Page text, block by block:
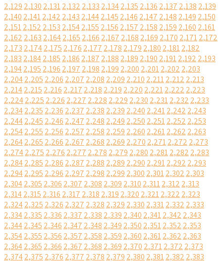
2,129 2,130 2,1312,132 2,133 2,1342,135 2,136 2,137 2,138 2,139
2,140 2,1412,142 2,143 2,1442,145 2,146 2,147 2,148 2,149 2,150
2,1512,152 2,153 2,1542,155 2,156 2,157 2,158 2,159 2,160 2,161
2,162 2,163 2,1642,165 2,166 2,167 2,168 2,169 2,170 2,1712,172
2,173 2,1742,175 2,176 2,177 2,178 2,179 2,180 2,1812,182
2,183 2,1842,185 2,186 2,187 2,188 2,189 2,190 2,1912,192 2,193
2,1942,195 2,196 2,197 2,198 2,199 2,200 2,2012,202 2,203
2,2042,205 2,206 2,207 2,208 2,209 2,210 2,2112,212 2,213
2,2142,215 2,216 2,217 2,218 2,219 2,220 2,2212,222 2,223
2,2242,225 2,226 2,227 2,228 2,229 2,230 2,2312,232 2,233
2,2342,235 2,236 2,237 2,238 2,239 2,240 2,2412,242 2,243
2,2442,245 2,246 2,247 2,248 2,249 2,250 2,2512,252 2,253
2,2542,255 2,256 2,257 2,258 2,259 2,260 2,2612,262 2,263
2,2642,265 2,266 2,267 2,268 2,269 2,270 2,2712,272 2,273
2,2742,275 2,276 2,277 2,278 2,279 2,280 2,2812,282 2,283
2,2842,285 2,286 2,287 2,288 2,289 2,290 2,2912,292 2,293
2,2942,295 2,296 2,297 2,298 2,299 2,300 2,3012,302 2,303
2,3042,305 2,306 2,307 2,308 2,309 2,310 2,3112,312 2,313
2,3142,315 2,316 2,317 2,318 2,319 2,320 2,3212,322 2,323
2,3242,325 2,326 2,327 2,328 2,329 2,330 2,3312,332 2,333
2,3342,335 2,336 2,337 2,338 2,339 2,340 2,3412,342 2,343
2,3442,345 2,346 2,347 2,348 2,349 2,350 2,3512,352 2,353
2,3542,355 2,356 2,357 2,358 2,359 2,360 2,3612,362 2,363
2,3642,365 2,366 2,367 2,368 2,369 2,370 2,3712,372 2,373
2,3742,375 2,376 2,377 2,378 2,379 2,380 2,3812,382 2,383